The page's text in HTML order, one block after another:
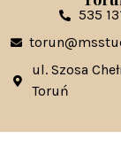
535
ul. Szosa
Toruń